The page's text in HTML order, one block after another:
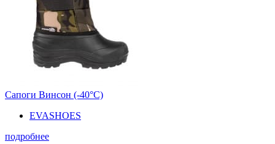
Сапоги Винсон (-40°С)
EVASHOES
подробнее